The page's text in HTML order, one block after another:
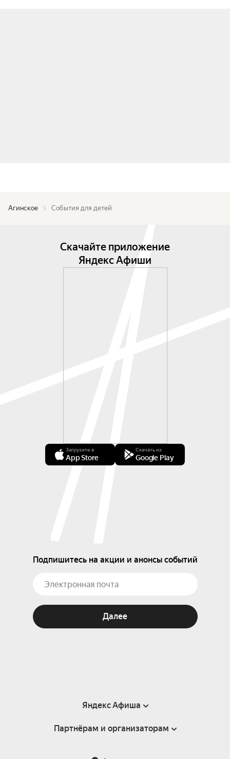
Агинское События для детей
Скачайте приложение
Яндекс Афиши
Загрузите в
App Store
Скачать из
Google Play
Подпишитесь на акции и анонсы событий
Далее
Яндекс Афиша
Справка
Партнёрам и организаторам